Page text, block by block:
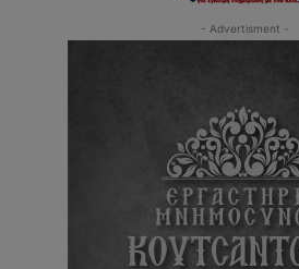
- Advertisment -